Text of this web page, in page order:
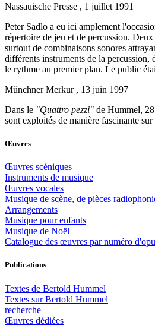
Nassauische Presse , 1 juillet 1991
Peter Sadlo a eu ici amplement
répertoire de jeu et de percussion.
surtout de combinaisons sonores
différents instruments de la percussion,
le rythme au premier plan. Le public
Münchner Merkur , 13 juin 1997
Dans le "Quattro pezzi" de Hummel,
sont exploités de manière fascinante
Œuvres
Œuvres scéniques
Instruments de musique
Œuvres vocales
Musique de scène, de pièces
Arrangements
Musique pour enfants
Musique de Noël
Catalogue des œuvres par numéro
Publications
Textes de Bertold Hummel
Textes sur Bertold Hummel
recherche
Œuvres dédiées